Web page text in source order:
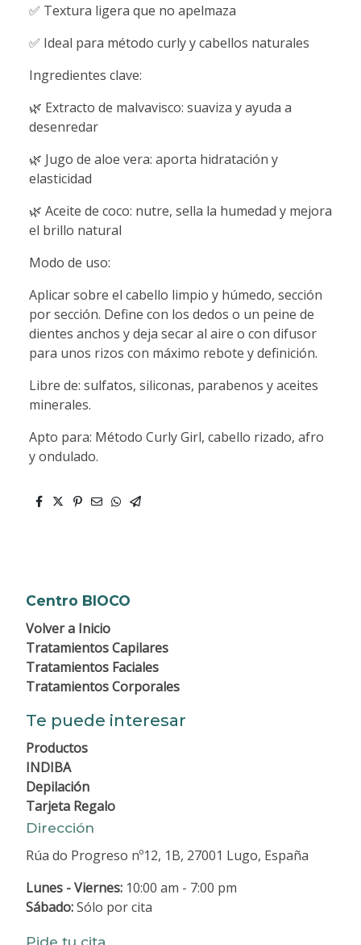
✅ Textura ligera que no apelmaza
✅ Ideal para método curly y cabellos naturales
Ingredientes clave:
🌿 Extracto de malvavisco: suaviza y ayuda a
desenredar
🌿 Jugo de aloe vera: aporta hidratación y
elasticidad
🌿 Aceite de coco: nutre, sella la humedad y mejora
el brillo natural
Modo de uso:
Aplicar sobre el cabello limpio y húmedo, sección
por sección. Define con los dedos o un peine de
dientes anchos y deja secar al aire o con difusor
para unos rizos con máximo rebote y definición.
Libre de: sulfatos, siliconas, parabenos y aceites
minerales.
Apto para: Método Curly Girl, cabello rizado, afro
y ondulado.
Centro BIOCO
Volver a Inicio
Tratamientos Capilares
Tratamientos Faciales
Tratamientos Corporales
Te puede interesar
Productos
INDIBA
Depilación
Tarjeta Regalo
Dirección
Rúa do Progreso nº12, 1B, 27001 Lugo, España
Lunes - Viernes: 10:00 am - 7:00 pm
Sábado:Sólo por cita